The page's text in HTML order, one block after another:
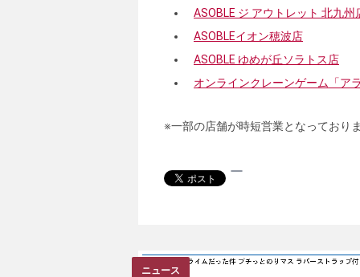
ASOBLE ジ アウトレット 北九州
ASOBLEイオン穂波店
ASOBLE ゆめが丘ソラトス店
オンラインクレーンゲーム「アラ
※一部の店舗が時短営業となっており
ニュース